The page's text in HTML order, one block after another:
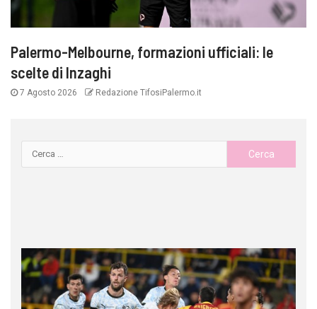
Palermo-Melbourne, formazioni ufficiali: le
scelte di Inzaghi
7 Agosto 2026 Redazione TifosiPalermo.it